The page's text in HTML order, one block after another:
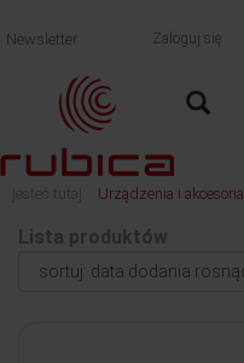
Newsletter Zaloguj się
jesteś tutaj: Urządzenia i akcesoria
Lista produktów